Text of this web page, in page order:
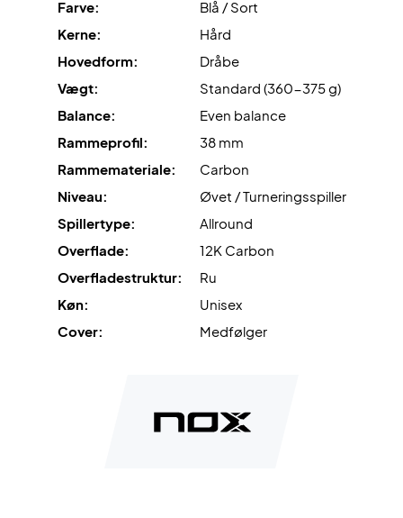
Custom Grip
er det patenterede grebssystem, der
forbedrer grebet og reducerer vibrationer med op til 29%.
Til sidst, kommer battet med Smart Strap
muligt at udskifte stroppen hurtigt og nemt!
Tag banen med storm – køb dette Nox padel bat i dag!
Farve:
Blå / Sort
Kerne:
Hård
Hovedform:
Dråbe
Vægt:
Standard (360-375 g)
Balance:
Even balance
Rammeprofil:
38 mm
Rammemateriale:
Carbon
Niveau:
Øvet / Turneringsspiller
Spillertype:
Allround
Overflade:
12K Carbon
Overfladestruktur:
Ru
Køn:
Unisex
Cover:
Medfølger